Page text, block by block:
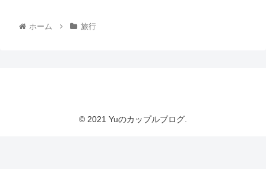
ホーム 旅行
© 2021 Yuのカップルブログ.